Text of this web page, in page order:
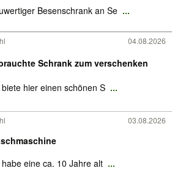
Besenschrank an Se ...
04.08.2026
Schrank zum verschenken
biete hier einen schönen S ...
03.08.2026
habe eine ca. 10 Jahre alt ...